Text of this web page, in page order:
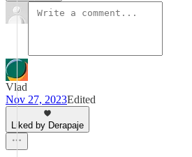
Vlad
Nov 27, 2023Edited
Liked by Derapaje